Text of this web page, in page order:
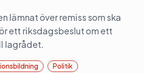
lämnat över remiss som ska
ett riksdagsbeslut om ett
lagrådet.
Politik